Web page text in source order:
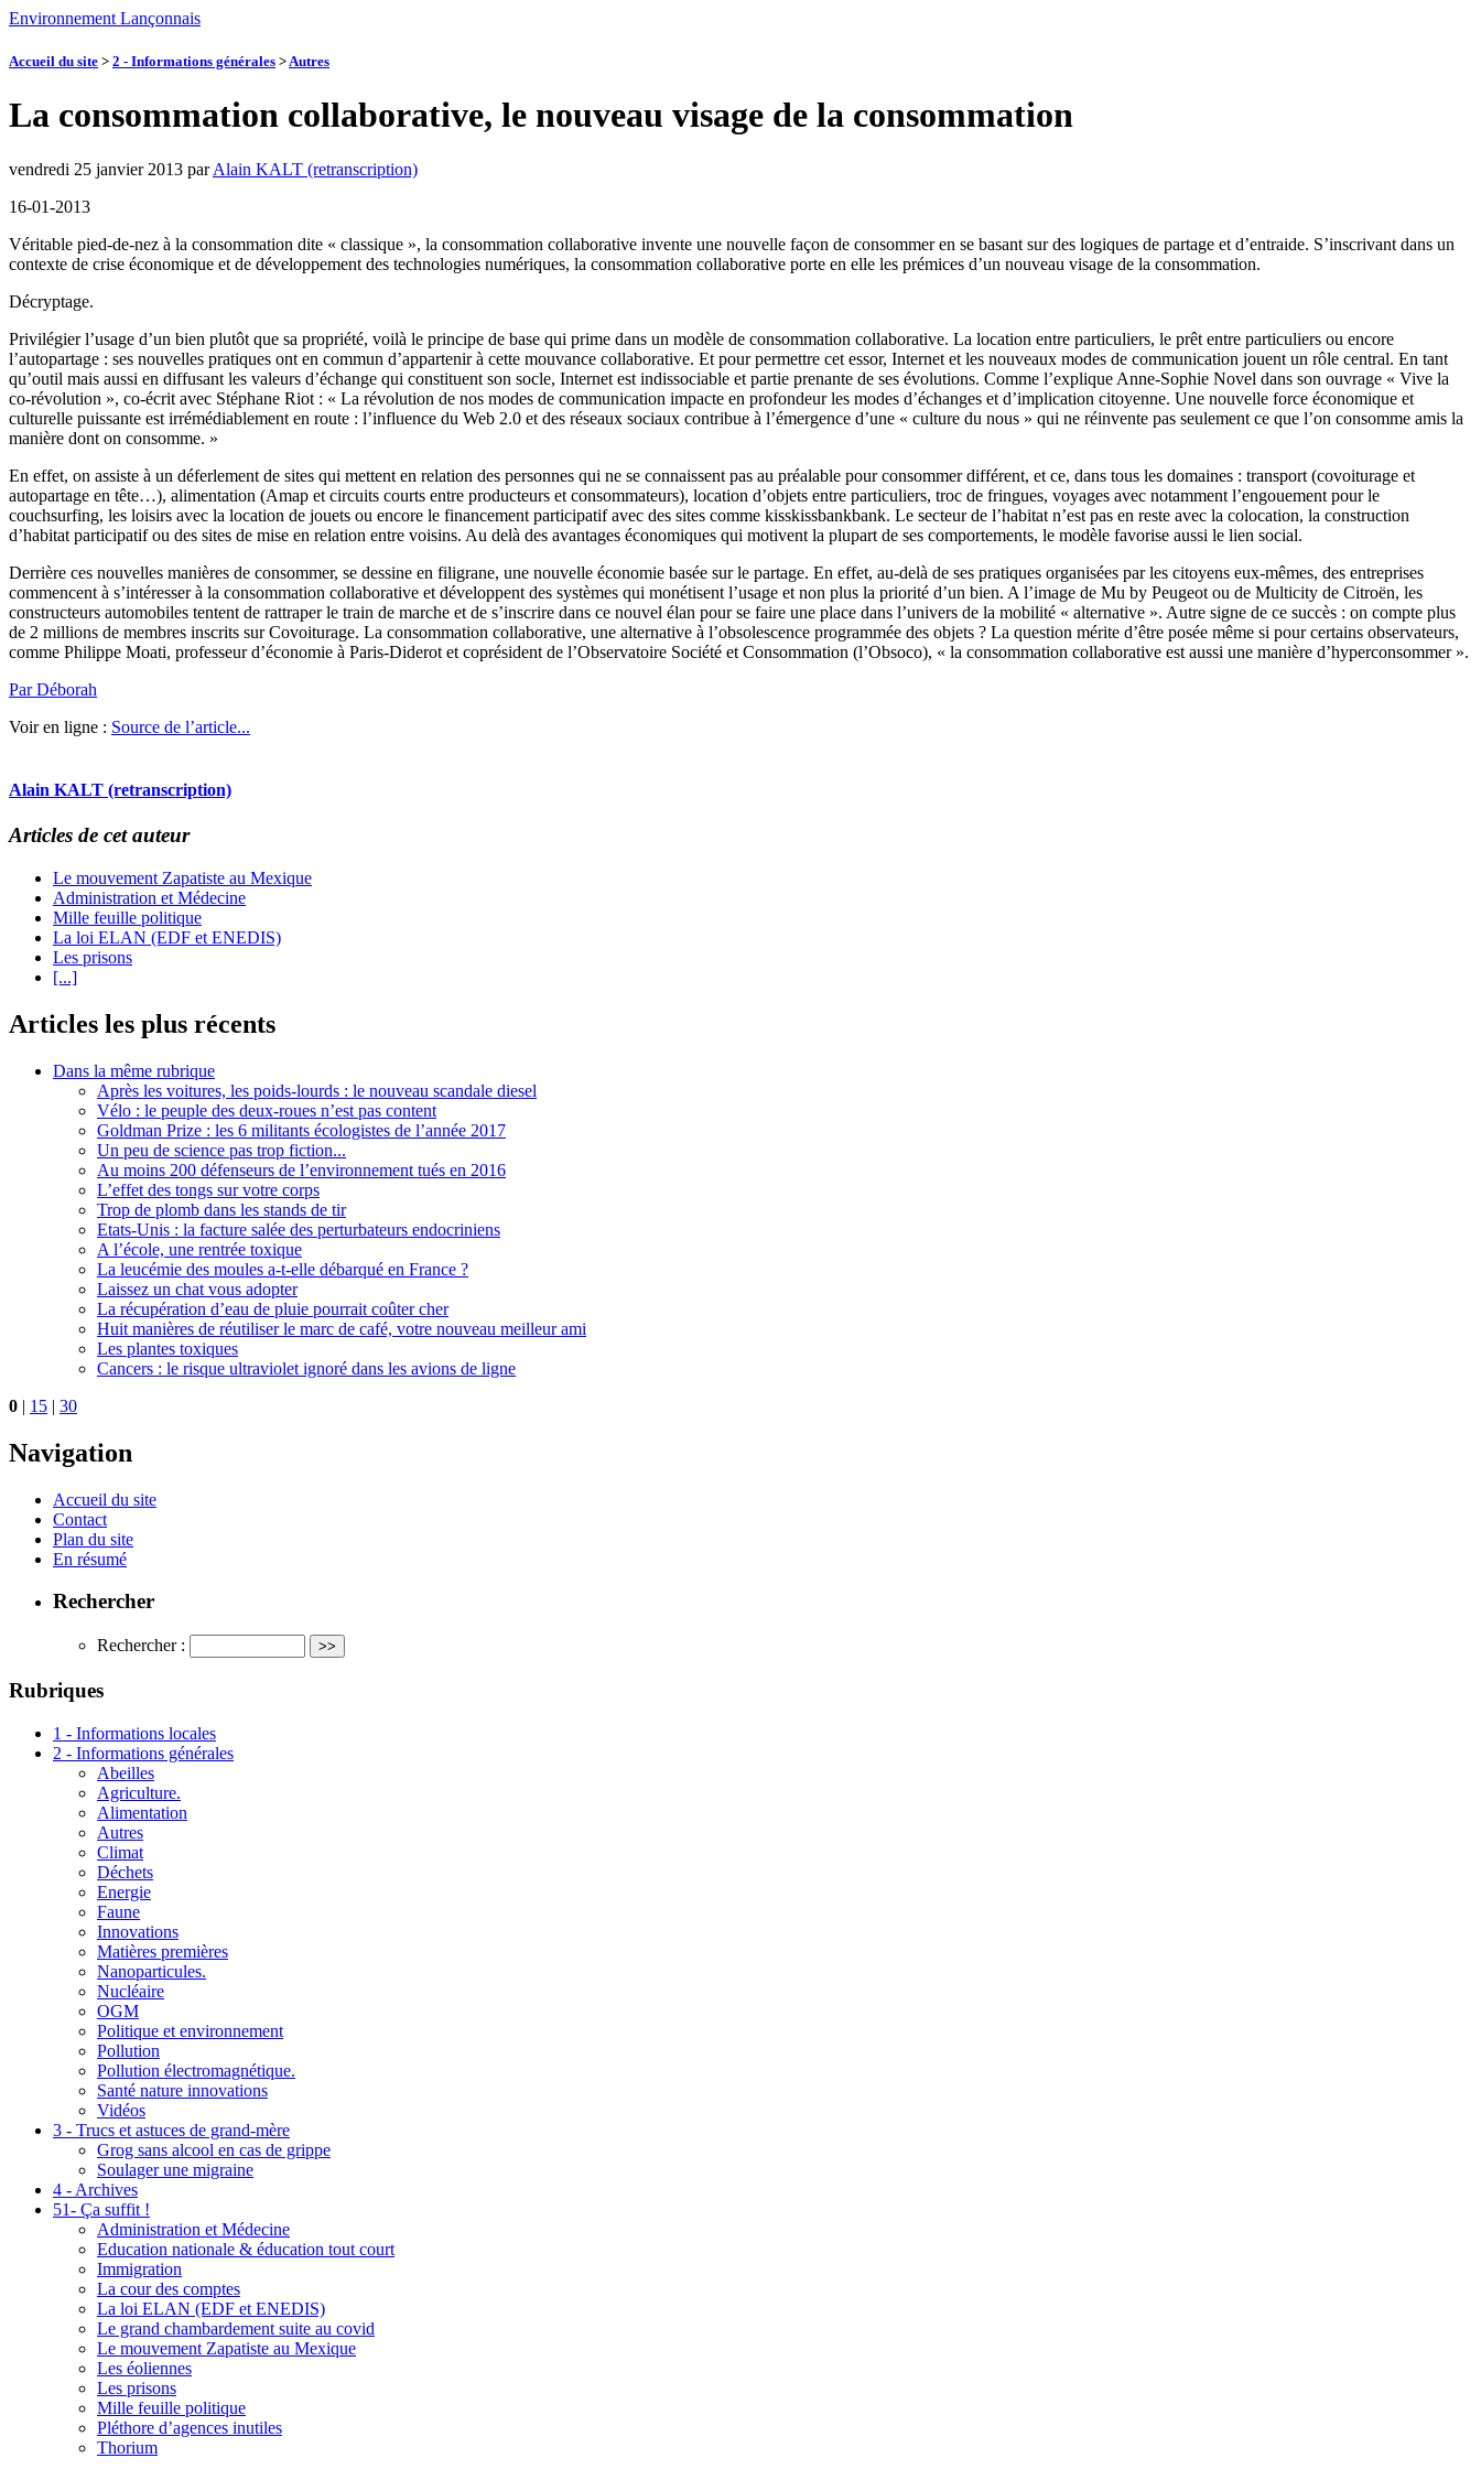
Environnement Lançonnais
Accueil du site > 2 - Informations générales >Autres
La consommation collaborative, le nouveau visage de la consommation
vendredi 25 janvier 2013 parAlain KALT (retranscription)
16-01-2013
Véritable pied-de-nez à la consommation dite « classique », la consommation collaborative invente une nouvelle façon de consommer en se basant sur des logiques de partage et d’entraide. S’inscrivant dans un
contexte de crise économique et de développement des technologies numériques, la consommation collaborative porte en elle les prémices d’un nouveau visage de la consommation.
Décryptage.
Privilégier l’usage d’un bien plutôt que sa propriété, voilà le principe de base qui prime dans un modèle de consommation collaborative. La location entre particuliers, le prêt entre particuliers ou encore
l’autopartage : ses nouvelles pratiques ont en commun d’appartenir à cette mouvance collaborative. Et pour permettre cet essor, Internet et les nouveaux modes de communication jouent un rôle central. En tant
qu’outil mais aussi en diffusant les valeurs d’échange qui constituent son socle, Internet est indissociable et partie prenante de ses évolutions. Comme l’explique Anne-Sophie Novel dans son ouvrage « Vive la
co-révolution », co-écrit avec Stéphane Riot : « La révolution de nos modes de communication impacte en profondeur les modes d’échanges et d’implication citoyenne. Une nouvelle force économique et
culturelle puissante est irrémédiablement en route : l’influence du Web 2.0 et des réseaux sociaux contribue à l’émergence d’une « culture du nous » qui ne réinvente pas seulement ce que l’on consomme amis la
manière dont on consomme. »
En effet, on assiste à un déferlement de sites qui mettent en relation des personnes qui ne se connaissent pas au préalable pour consommer différent, et ce, dans tous les domaines : transport (covoiturage et
autopartage en tête…), alimentation (Amap et circuits courts entre producteurs et consommateurs), location d’objets entre particuliers, troc de fringues, voyages avec notamment l’engouement pour le
couchsurfing, les loisirs avec la location de jouets ou encore le financement participatif avec des sites comme kisskissbankbank. Le secteur de l’habitat n’est pas en reste avec la colocation, la construction
d’habitat participatif ou des sites de mise en relation entre voisins. Au delà des avantages économiques qui motivent la plupart de ses comportements, le modèle favorise aussi le lien social.
Derrière ces nouvelles manières de consommer, se dessine en filigrane, une nouvelle économie basée sur le partage. En effet, au-delà de ses pratiques organisées par les citoyens eux-mêmes, des entreprises
commencent à s’intéresser à la consommation collaborative et développent des systèmes qui monétisent l’usage et non plus la priorité d’un bien. A l’image de Mu by Peugeot ou de Multicity de Citroën, les
constructeurs automobiles tentent de rattraper le train de marche et de s’inscrire dans ce nouvel élan pour se faire une place dans l’univers de la mobilité « alternative ». Autre signe de ce succès : on compte plus
de 2 millions de membres inscrits sur Covoiturage. La consommation collaborative, une alternative à l’obsolescence programmée des objets ? La question mérite d’être posée même si pour certains observateurs,
comme Philippe Moati, professeur d’économie à Paris-Diderot et coprésident de l’Observatoire Société et Consommation (l’Obsoco), « la consommation collaborative est aussi une manière d’hyperconsommer ».
Par Déborah
Voir en ligne : Source de l’article...
Alain KALT (retranscription)
Articles de cet auteur
Le mouvement Zapatiste au Mexique
Administration et Médecine
Mille feuille politique
La loi ELAN (EDF et ENEDIS)
Les prisons
[...]
Articles les plus récents
Dans la même rubrique
Après les voitures, les poids-lourds : le nouveau scandale diesel
Vélo : le peuple des deux-roues n’est pas content
Goldman Prize : les 6 militants écologistes de l’année 2017
Un peu de science pas trop fiction...
Au moins 200 défenseurs de l’environnement tués en 2016
L’effet des tongs sur votre corps
Trop de plomb dans les stands de tir
Etats-Unis : la facture salée des perturbateurs endocriniens
A l’école, une rentrée toxique
La leucémie des moules a-t-elle débarqué en France ?
Laissez un chat vous adopter
La récupération d’eau de pluie pourrait coûter cher
Huit manières de réutiliser le marc de café, votre nouveau meilleur ami
Les plantes toxiques
Cancers : le risque ultraviolet ignoré dans les avions de ligne
0 | 15 | 30
Navigation
Accueil du site
Contact
Plan du site
En résumé
Rechercher
Rechercher :
Rubriques
1 - Informations locales
2 - Informations générales
Abeilles
Agriculture.
Alimentation
Autres
Climat
Déchets
Energie
Faune
Innovations
Matières premières
Nanoparticules.
Nucléaire
OGM
Politique et environnement
Pollution
Pollution électromagnétique.
Santé nature innovations
Vidéos
3 - Trucs et astuces de grand-mère
Grog sans alcool en cas de grippe
Soulager une migraine
4 - Archives
51- Ça suffit !
Administration et Médecine
Education nationale & éducation tout court
Immigration
La cour des comptes
La loi ELAN (EDF et ENEDIS)
Le grand chambardement suite au covid
Le mouvement Zapatiste au Mexique
Les éoliennes
Les prisons
Mille feuille politique
Pléthore d’agences inutiles
Thorium